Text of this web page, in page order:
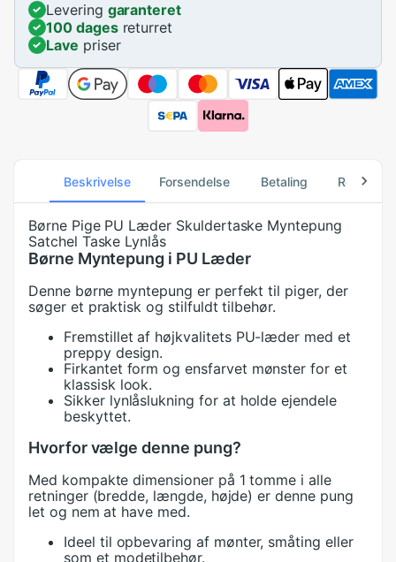
Levering garanteret
100 dagesreturret
Lave priser
Beskrivelse Forsendelse Betaling
Børne Pige PU Læder Skuldertaske Myntepung
Satchel Taske Lynlås
Børne Myntepung i PU Læder
Denne børne myntepung er perfekt til piger, der
søger et praktisk og stilfuldt tilbehør.
Fremstillet af højkvalitets PU-læder med et
preppy design.
Firkantet form og ensfarvet mønster for et
klassisk look.
Sikker lynlåslukning for at holde ejendele
beskyttet.
Hvorfor vælge denne pung?
Med kompakte dimensioner på 1 tomme i alle
retninger (bredde, længde, højde) er denne pung
let og nem at have med.
Ideel til opbevaring af mønter, småting eller
som et modetilbehør.